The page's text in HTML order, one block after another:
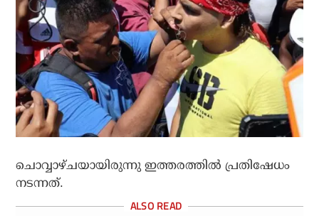
ചൊവ്വാഴ്ചയായിരുന്നു ഇത്തരത്തില്‍ പ്രതിഷേധം
നടന്നത്.